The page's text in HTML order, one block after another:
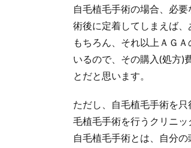
自毛植毛手術の場合、必
術後に定着してしまえば、
もちろん、それ以上ＡＧ
いるので、その購入(処方)
とだと思います。
ただし、自毛植毛手術を
毛植毛手術を行うクリニッ
自毛植毛手術とは、自分